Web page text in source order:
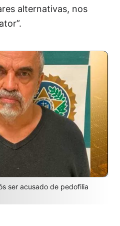
alternativas, nos
ser acusado de pedofilia